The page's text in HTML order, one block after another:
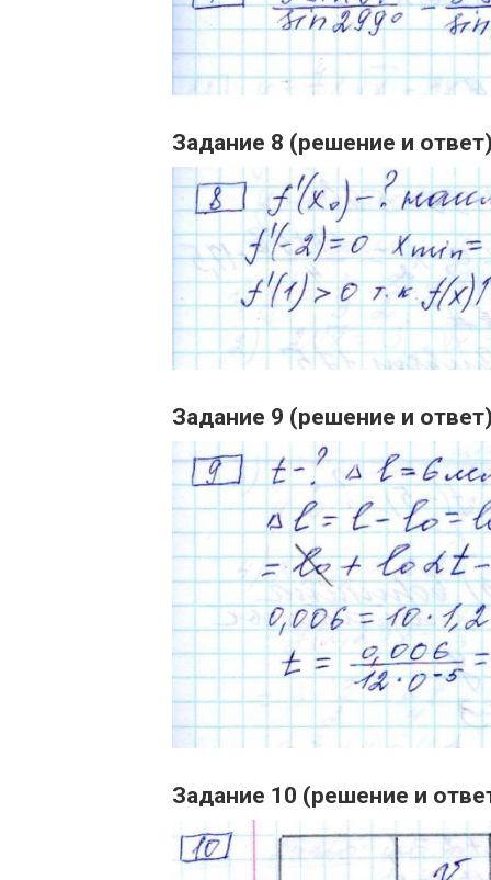
Задание 8 (решение и
Задание 9 (решение и
Задание 10 (решение и